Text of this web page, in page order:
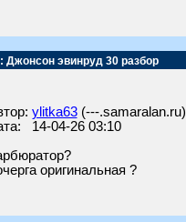
Джонсон эвинруд 30 разбор
ylitka63(---.samaralan.ru)
14-04-26 03:10
оригинальная ?